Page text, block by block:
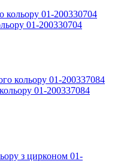
01-200330704
01-200337084